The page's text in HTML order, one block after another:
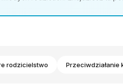
rodzicielstwo